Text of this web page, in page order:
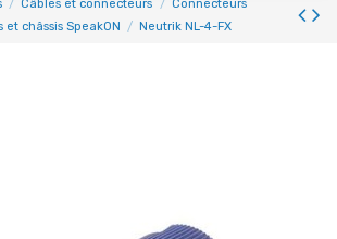
Câbles et connecteurs
Connecteurs
et châssis SpeakON Neutrik NL-4-FX